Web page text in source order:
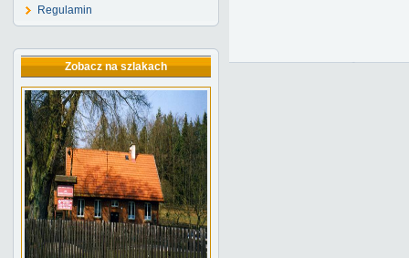
Regulamin
Zobacz na szlakach